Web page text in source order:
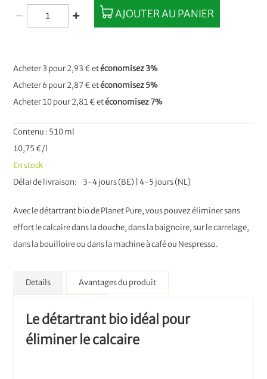
Avec le détartrant bio de Planet Pure, vous pouvez éliminer sans
effort le calcaire dans la douche, dans la baignoire, sur le carrelage,
dans la bouilloire ou dans la machine à café ou Nespresso.
Contenu : 510 ml
10,75 €/l
En stock
Délai de livraison
3-4 jours (BE) | 4-5 jours (NL)
AJOUTER AU PANIER
Acheter 3 pour2,93 € etéconomisez3%
Acheter 6 pour2,87 € etéconomisez5%
Acheter 10 pour2,81 € etéconomisez7%
Details
Le détartrant bio idéal pour
éliminer le calcaire
Avantages du produit